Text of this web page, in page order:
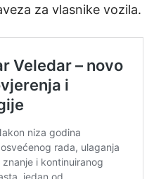
za vlasnike vozila.